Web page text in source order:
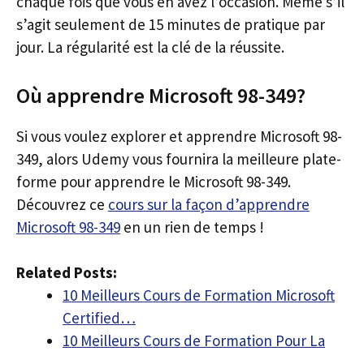
s’agit seulement de 15 minutes de pratique par
jour. La régularité est la clé de la réussite.
Où apprendre Microsoft 98-349?
Si vous voulez explorer et apprendre Microsoft 98-
349, alors Udemy vous fournira la meilleure plate-
forme pour apprendre le Microsoft 98-349.
Découvrez ce cours sur la façon d’apprendre
Microsoft 98-349 en un rien de temps !
Related Posts:
10 Meilleurs Cours de Formation Microsoft
Certified…
10 Meilleurs Cours de Formation Pour La